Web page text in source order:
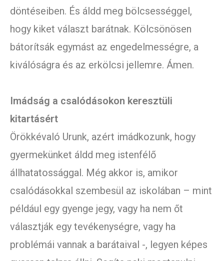
döntéseiben. És áldd meg bölcsességgel,
hogy kiket választ barátnak. Kölcsönösen
bátorítsák egymást az engedelmességre, a
kiválóságra és az erkölcsi jellemre. Ámen.
Imádság a csalódásokon keresztüli
kitartásért
Örökkévaló Urunk, azért imádkozunk, hogy
gyermekünket áldd meg istenfélő
állhatatossággal. Még akkor is, amikor
csalódásokkal szembesül az iskolában – mint
például egy gyenge jegy, vagy ha nem őt
választják egy tevékenységre, vagy ha
problémái vannak a barátaival -, legyen képes